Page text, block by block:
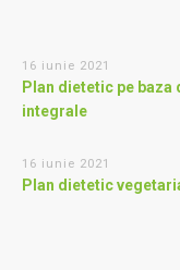
16 iunie 2021
Plan dietetic pe
integrale
16 iunie 2021
Plan dietetic